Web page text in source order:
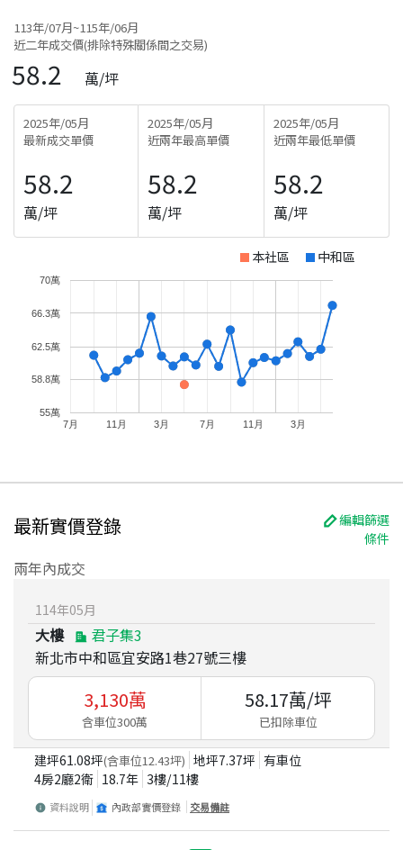
113年/07月~115年/06月
近二年成交價(排除特殊關係間之交易)
58.2 萬/坪
2025年/05月
最新成交單價
58.2
萬/坪
2025年/05月
近兩年最高單價
58.2
萬/坪
2025年/05月
近兩年最低單價
58.2
萬/坪
本社區 中和區
7月 11月 3月 7月 11月 3月
55萬
58.8萬
62.5萬
66.3萬
70萬
最新實價登錄
編輯篩選
條件
兩年內成交
114年05月
大樓
君子集3
新北市中和區宜安路1巷27號三樓
3,130萬
含車位300萬
58.17萬/坪
已扣除車位
建坪61.08坪(含車位12.43坪) 地坪7.37坪 有車位
4房2廳2衛 18.7年 3樓/11樓
資料說明 內政部實價登錄 交易備註